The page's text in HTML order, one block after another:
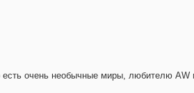
очень необычные миры, любителю AW